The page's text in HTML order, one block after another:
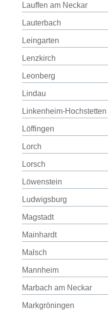
Lauffen am Neckar
Lauterbach
Leingarten
Lenzkirch
Leonberg
Lindau
Linkenheim-Hochstetten
Löffingen
Lorch
Lorsch
Löwenstein
Ludwigsburg
Magstadt
Mainhardt
Malsch
Mannheim
Marbach am Neckar
Markgröningen